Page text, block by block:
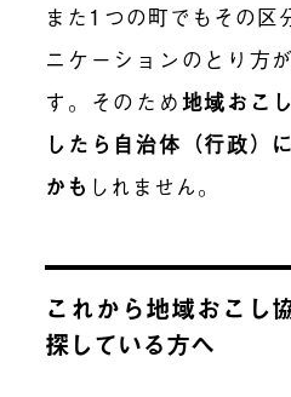
また1つの町でもその区
ニケーションのとり方
す。そのため地域おこ
したら自治体（行政）
かも しれません。
これから地域おこし
探している方へ